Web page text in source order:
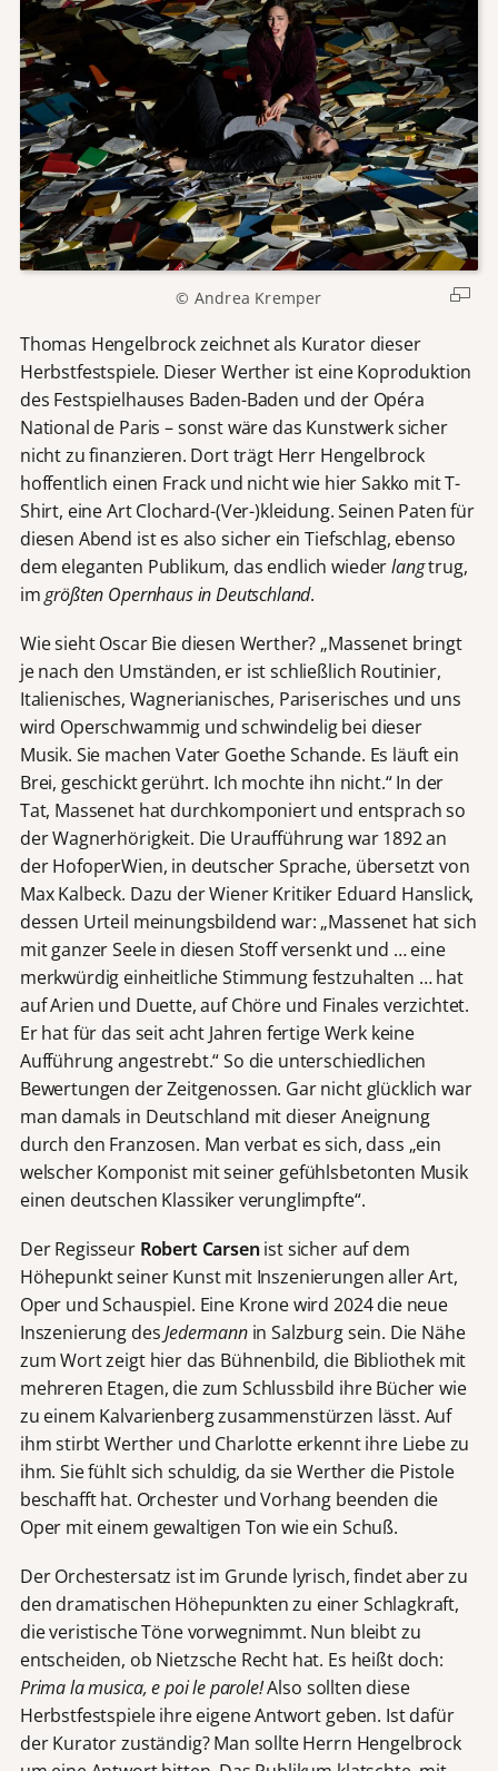
© Andrea Kremper
Thomas Hengelbrock zeichnet als Kurator dieser
Herbstfestspiele. Dieser Werther ist eine Koproduktion
des Festspielhauses Baden-Baden und der Opéra
National de Paris – sonst wäre das Kunstwerk sicher
nicht zu finanzieren. Dort trägt Herr Hengelbrock
hoffentlich einen Frack und nicht wie hier Sakko mit T-
Shirt, eine Art Clochard-(Ver-)kleidung. Seinen Paten für
diesen Abend ist es also sicher ein Tiefschlag, ebenso
dem eleganten Publikum, das endlich wiederlangtrug,
imgrößten Opernhaus in Deutschland.
Wie sieht Oscar Bie diesen Werther? „Massenet bringt
je nach den Umständen, er ist schließlich Routinier,
Italienisches, Wagnerianisches, Pariserisches und uns
wird Operschwammig und schwindelig bei dieser
Musik. Sie machen Vater Goethe Schande. Es läuft ein
Brei, geschickt gerührt. Ich mochte ihn nicht.“ In der
Tat, Massenet hat durchkomponiert und entsprach so
der Wagnerhörigkeit. Die Uraufführung war 1892 an
der HofoperWien, in deutscher Sprache, übersetzt von
Max Kalbeck. Dazu der Wiener Kritiker Eduard Hanslick,
dessen Urteil meinungsbildend war: „Massenet hat sich
mit ganzer Seele in diesen Stoff versenkt und … eine
merkwürdig einheitliche Stimmung festzuhalten … hat
auf Arien und Duette, auf Chöre und Finales verzichtet.
Er hat für das seit acht Jahren fertige Werk keine
Aufführung angestrebt.“ So die unterschiedlichen
Bewertungen der Zeitgenossen. Gar nicht glücklich war
man damals in Deutschland mit dieser Aneignung
durch den Franzosen. Man verbat es sich, dass „ein
welscher Komponist mit seiner gefühlsbetonten Musik
einen deutschen Klassiker verunglimpfte“.
Der Regisseur Robert Carsenist sicher auf dem
Höhepunkt seiner Kunst mit Inszenierungen aller Art,
Oper und Schauspiel. Eine Krone wird 2024 die neue
Inszenierung desJedermannin Salzburg sein. Die Nähe
zum Wort zeigt hier das Bühnenbild, die Bibliothek mit
mehreren Etagen, die zum Schlussbild ihre Bücher wie
zu einem Kalvarienberg zusammenstürzen lässt. Auf
ihm stirbt Werther und Charlotte erkennt ihre Liebe zu
ihm. Sie fühlt sich schuldig, da sie Werther die Pistole
beschafft hat. Orchester und Vorhang beenden die
Oper mit einem gewaltigen Ton wie ein Schuß.
Der Orchestersatz ist im Grunde lyrisch, findet aber zu
den dramatischen Höhepunkten zu einer Schlagkraft,
die veristische Töne vorwegnimmt. Nun bleibt zu
entscheiden, ob Nietzsche Recht hat. Es heißt doch:
Prima la musica, e poi le parole!Also sollten diese
Herbstfestspiele ihre eigene Antwort geben. Ist dafür
der Kurator zuständig? Man sollte Herrn Hengelbrock